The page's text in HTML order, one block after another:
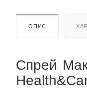
ОПИС
Спрей